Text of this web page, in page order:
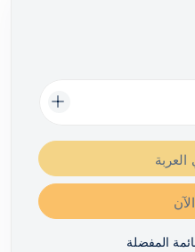
المفضلة